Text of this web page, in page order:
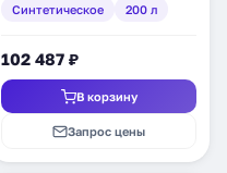
Синтетическое 200 л
102 487 ₽
В корзину
Запрос цены